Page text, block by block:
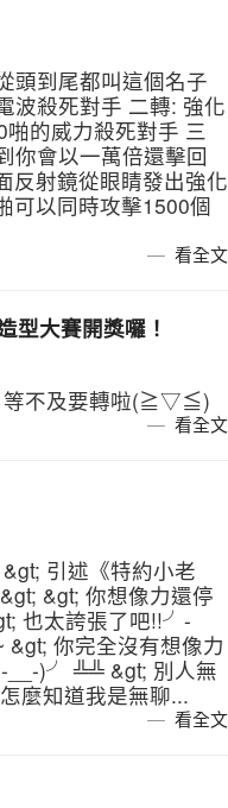
頭到尾都叫這個名子
波殺死對手 二轉: 強化
的威力殺死對手 三
你會以一萬倍還擊回
反射鏡從眼睛發出強化
可以同時攻擊1500個
看全文
型大賽開獎囉！
等不及要轉啦(≧▽≦)
看全文
引述《特約小老
&gt; 你想像力還停
也太誇張了吧!!╯-
你完全沒有想像力
__-)╯ ╩╩ &gt; 別人無
麼知道我是無聊...
看全文